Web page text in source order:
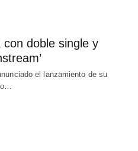
con doble single y
el lanzamiento de su